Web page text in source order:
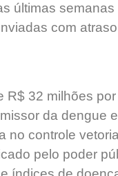
últimas
com
R$ 32 milhões
da dengue
no controle
pelo poder